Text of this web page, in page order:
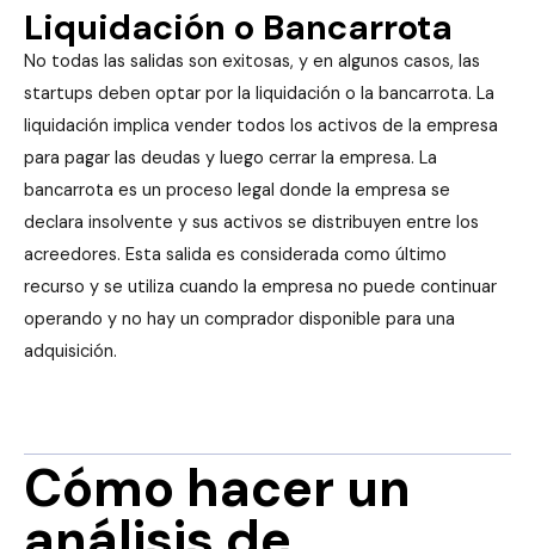
Liquidación o Bancarrota
No todas las salidas son exitosas, y en algunos casos, las
startups deben optar por la liquidación o la bancarrota. La
liquidación implica vender todos los activos de la empresa
para pagar las deudas y luego cerrar la empresa. La
bancarrota es un proceso legal donde la empresa se
declara insolvente y sus activos se distribuyen entre los
acreedores. Esta salida es considerada como último
recurso y se utiliza cuando la empresa no puede continuar
operando y no hay un comprador disponible para una
adquisición.
Cómo hacer un